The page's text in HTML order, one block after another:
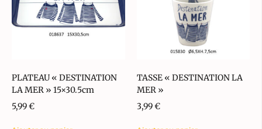
PLATEAU « DESTINATION
LA MER » 15×30.5cm
5,99€
TASSE « DESTINATION LA
MER »
3,99€